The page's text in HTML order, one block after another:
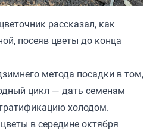
рассказал, как
посеяв цветы до конца
метода посадки в том,
цикл — дать семенам
холодом.
в середине октября